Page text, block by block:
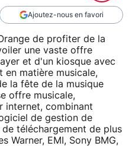
Ajoutez-nous en favori
de profiter de la
une vaste offre
et d'un kiosque avec
en matière musicale,
la fête de la musique
offre musicale,
internet, combinant
de gestion de
téléchargement de plus
Warner, EMI, Sony BMG,